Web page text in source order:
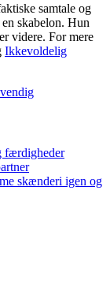
samtale og
skabelon. Hun
videre. For mere
Ikkevoldelig
færdigheder
skænderi igen og